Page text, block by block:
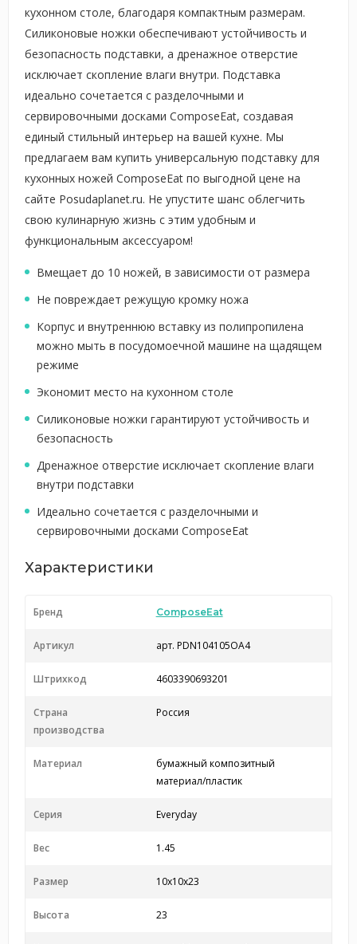
кухонном столе, благодаря компактным размерам.
Силиконовые ножки обеспечивают устойчивость и
безопасность подставки, а дренажное отверстие
исключает скопление влаги внутри. Подставка
идеально сочетается с разделочными и
сервировочными досками ComposeEat, создавая
единый стильный интерьер на вашей кухне. Мы
предлагаем вам купить универсальную подставку для
кухонных ножей ComposeEat по выгодной цене на
сайте Posudaplanet.ru. Не упустите шанс облегчить
свою кулинарную жизнь с этим удобным и
функциональным аксессуаром!
Вмещает до 10 ножей, в зависимости от размера
Не повреждает режущую кромку ножа
Корпус и внутреннюю вставку из полипропилена
можно мыть в посудомоечной машине на щадящем
режиме
Экономит место на кухонном столе
Силиконовые ножки гарантируют устойчивость и
безопасность
Дренажное отверстие исключает скопление влаги
внутри подставки
Идеально сочетается с разделочными и
сервировочными досками ComposeEat
Характеристики
Бренд ComposeEat
Артикул арт. PDN104105OA4
Штрихкод 4603390693201
Страна
производства
Россия
Материал
бумажный композитный
материал/пластик
Серия Everyday
Вес 1.45
Размер 10x10x23
Высота 23